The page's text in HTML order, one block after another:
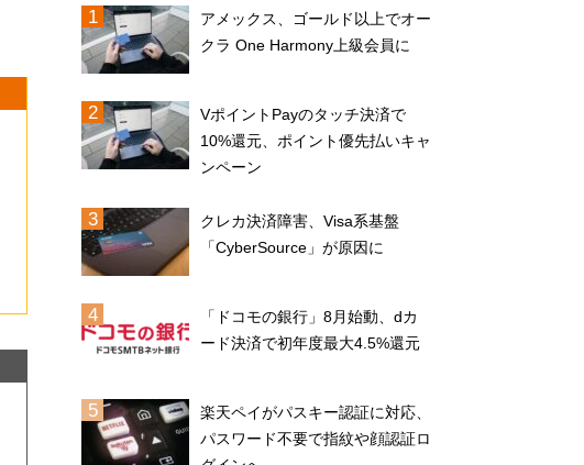
アメックス、ゴールド以上でオー
クラ One Harmony上級会員に
VポイントPayのタッチ決済で
10%還元、ポイント優先払いキャ
ンペーン
クレカ決済障害、Visa系基盤
「CyberSource」が原因に
「ドコモの銀行」8月始動、dカ
ード決済で初年度最大4.5%還元
楽天ペイがパスキー認証に対応、
パスワード不要で指紋や顔認証ロ